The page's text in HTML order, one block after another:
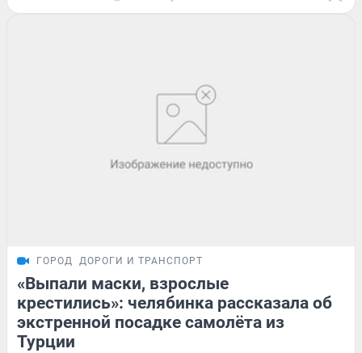
ГОРОД ДОРОГИ И ТРАНСПОРТ
«Выпали маски, взрослые
крестились»: челябинка рассказала об
экстренной посадке самолёта из
Турции